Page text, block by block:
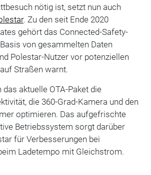
nötig ist, setzt nun auch
. Zu den seit Ende 2020
gehört das Connected-Safety-
von gesammelten Daten
Polestar-Nutzer vor potenziellen
Straßen warnt.
aktuelle OTA-Paket die
die 360-Grad-Kamera und den
optimieren. Das aufgefrischte
Betriebssystem sorgt darüber
für Verbesserungen bei
Ladetempo mit Gleichstrom.